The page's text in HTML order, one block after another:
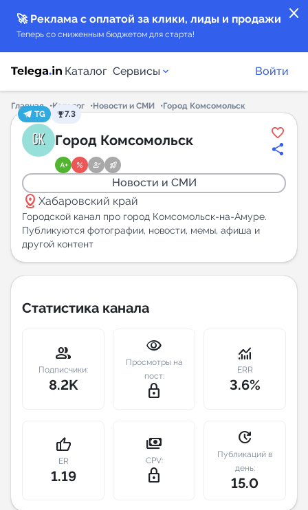
close
🚀 Реклама с оплатой за клики, лиды и продажи
Теперь со сниженным бюджетом для старта!
Каталог Сервисы
Каталог каналов
Каталог ботов
Горящие предложения
Индекс читаемости каналов в Telegram
Аналитика Telegram
Войти
Главная Каталог Новости и СМИ
Город Комсомольск
TG
7.3
Город Комсомольск
Новости и СМИ
distance Хабаровский край
Городской канал про город Комсомольск-на-Амуре.
Публикуются фотографии, новости, мемы, афиша и
другой контент
Статистика канала
group
Подписчики:
8.2K
visibility
Просмотры на
пост:
lock_outline
monitoring
ERR
3.6%
thumb_up
ER
1.19
payments
CPV:
lock_outline
update
Публикаций в
день:
15.0